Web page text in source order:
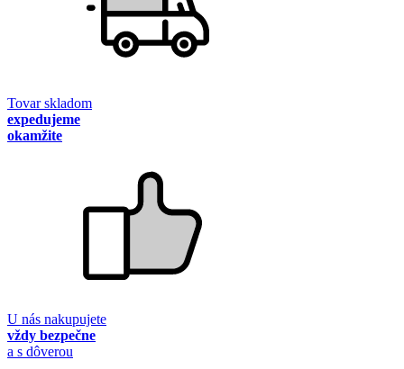
Tovar skladom
expedujeme
okamžite
U nás nakupujete
vždy bezpečne
a s dôverou